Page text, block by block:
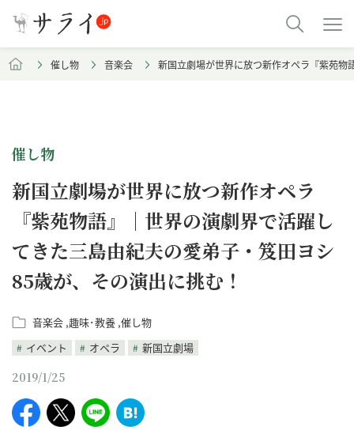
催し物 音楽会 新国立劇場が世界に放つ新作オペラ『紫苑
催し物
新国立劇場が世界に放つ新作オペラ
『紫苑物語』｜世界の演劇界で活躍し
てきた三島由紀夫の愛弟子・笈田ヨシ
85歳が、その演出に挑む！
音楽会 趣味･教養 催し物
イベント
オペラ 新国立劇場
2019/1/25